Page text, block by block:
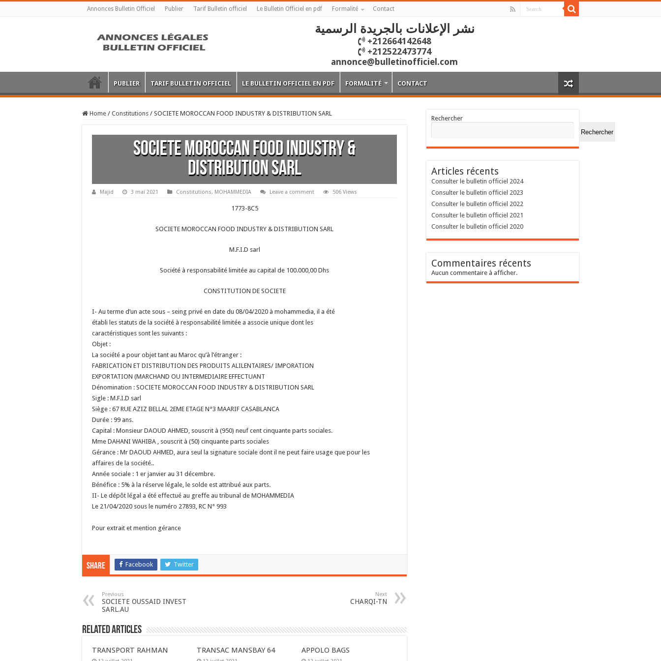
Annonces Bulletin Officiel Publier Tarif Bulletin officiel Le Bulletin Officiel en pdf Formalité Contact
نشر الإعلانات بالجريدة الرسمية
+212664142648
+212522473774
annonce@bulletinofficiel.com
PUBLIER TARIF BULLETIN OFFICIEL LE BULLETIN OFFICIEL EN PDF FORMALITÉ CONTACT
Home / Constitutions / SOCIETE MOROCCAN FOOD INDUSTRY & DISTRIBUTION SARL
SOCIETE MOROCCAN FOOD INDUSTRY &
DISTRIBUTION SARL
Majid 3 mai 2021 Constitutions, MOHAMMEDIA Leave a comment 506 Views
1773-8C5
SOCIETE MOROCCAN FOOD INDUSTRY & DISTRIBUTION SARL
M.F.I.D sarl
Société à responsabilité limitée au capital de 100.000,00 Dhs
CONSTITUTION DE SOCIETE
I- Au terme d’un acte sous – seing privé en date du 08/04/2020 à mohammedia, il a été
établi les statuts de la société à responsabilité limitée a associe unique dont les
caractéristiques sont les suivants :
Objet :
La société a pour objet tant au Maroc qu’à l’étranger :
FABRICATION ET DISTRIBUTION DES PRODUITS ALILENTAIRES/ IMPORATION
EXPORTATION (MARCHAND OU INTERMEDIAIRE EFFECTUANT
Dénomination : SOCIETE MOROCCAN FOOD INDUSTRY & DISTRIBUTION SARL
Sigle : M.F.I.D sarl
Siège : 67 RUE AZIZ BELLAL 2EME ETAGE N°3 MAARIF CASABLANCA
Durée : 99 ans.
Capital : Monsieur DAOUD AHMED, souscrit à (950) neuf cent cinquante parts sociales.
Mme DAHANI WAHIBA , souscrit à (50) cinquante parts sociales
Gérance : Mr DAOUD AHMED, aura seul la signature sociale dont il ne peut faire usage que pour les
affaires de la société..
Année sociale : 1 er janvier au 31 décembre.
Bénéfice : 5% à la réserve légale, le solde est attribué aux parts.
II- Le dépôt légal a été effectué au greffe au tribunal de MOHAMMEDIA
Le 21/04/2020 sous le numéro 27893, RC N° 993
Pour extrait et mention gérance
Share Facebook Twitter
Previous
SOCIETE OUSSAID INVEST
SARL.AU
Next
CHARQI-TN
Related Articles
TRANSPORT RAHMAN TRANSAC MANSBAY 64 APPOLO BAGS
Rechercher
Rechercher
Articles récents
Consulter le bulletin officiel 2024
Consulter le bulletin officiel 2023
Consulter le bulletin officiel 2022
Consulter le bulletin officiel 2021
Consulter le bulletin officiel 2020
Commentaires récents
Aucun commentaire à afficher.